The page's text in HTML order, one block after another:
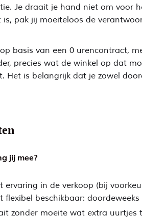
Je draait je hand niet om voor
is, pak jij moeiteloos de
basis van een 0 urencontract,
precies wat de winkel op dat
Het is belangrijk dat je zowel
jij mee?
ervaring in de verkoop (bij
flexibel beschikbaar:
zonder moeite wat extra